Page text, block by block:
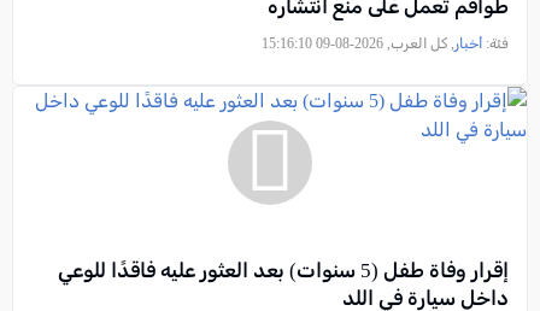
طواقم تعمل على منع انتشاره
فئة: أخبار , كل العرب, 2026-08-09 15:16:10
إقرار وفاة طفل (5 سنوات) بعد العثور عليه فاقدًا للوعي
داخل سيارة في اللد